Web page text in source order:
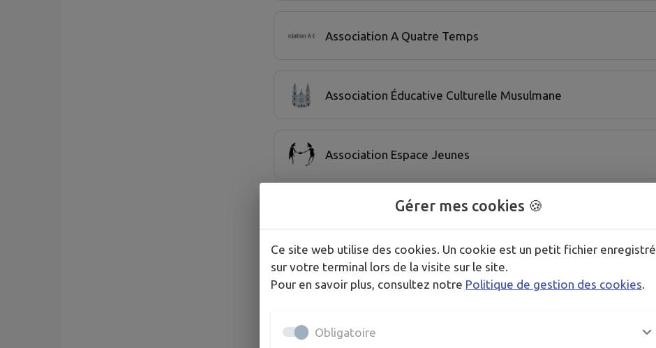
Association A Quatre Temps
Association Éducative Culturelle Musulmane
Association Espace Jeunes
Association Noël Pinot
Association Saint-Éloi
Ateliers d'Anglais
Gérer mes cookies 🍪
Ce site web utilise des cookies. Un cookie est un petit fichier enregistré
sur votre terminal lors de la visite sur le site.
Pour en savoir plus, consultez notre Politique de gestion des cookies.
Obligatoire